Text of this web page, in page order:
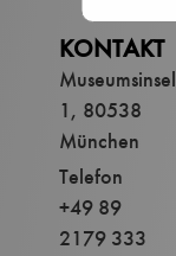
KONTAKT
Museumsinsel
1, 80538
München
Telefon
+49 89
2179 333